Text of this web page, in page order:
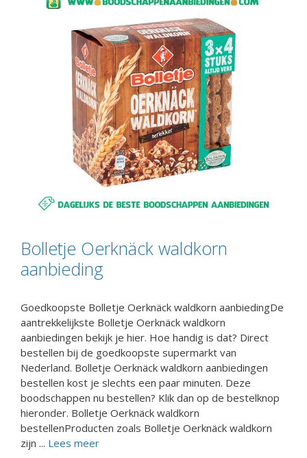
Bolletje Oerknäck waldkorn
aanbieding
Goedkoopste Bolletje Oerknäck waldkorn aanbiedingDe
aantrekkelijkste Bolletje Oerknäck waldkorn
aanbiedingen bekijk je hier. Hoe handig is dat? Direct
bestellen bij de goedkoopste supermarkt van
Nederland. Bolletje Oerknäck waldkorn aanbiedingen
bestellen kost je slechts een paar minuten. Deze
boodschappen nu bestellen? Klik dan op de bestelknop
hieronder. Bolletje Oerknäck waldkorn
bestellenProducten zoals Bolletje Oerknäck waldkorn
zijn ... Lees meer